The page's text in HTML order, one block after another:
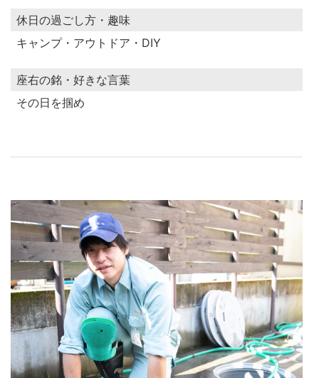
休日の過ごし方・趣味
キャンプ・アウトドア・DIY
座右の銘・好きな言葉
その日を掴め